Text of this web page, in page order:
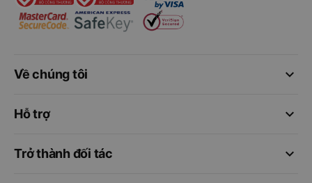
keyboard_arrow_down
Về chúng tôi
keyboard_arrow_down
Hỗ trợ
keyboard_arrow_down
Trở thành đối tác